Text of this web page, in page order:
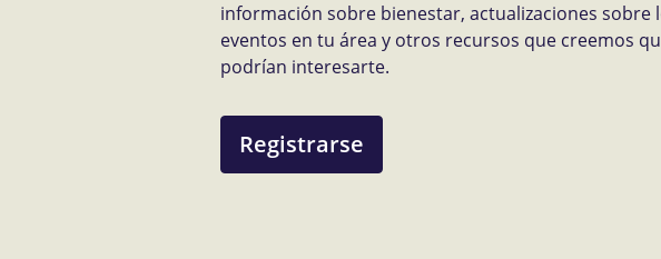
información sobre bienestar, actualizaciones sobre
eventos en tu área y otros recursos que creemos
podrían interesarte.
Registrarse